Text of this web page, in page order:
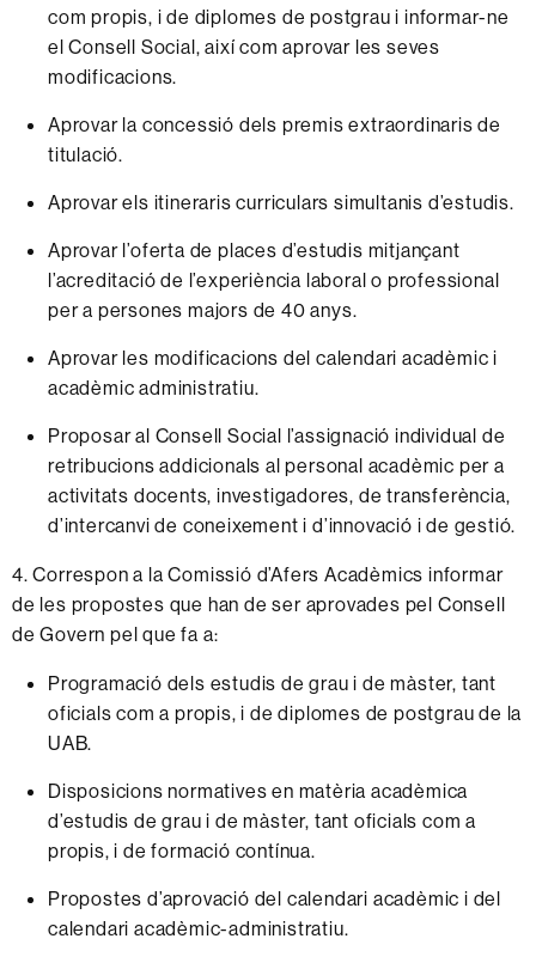
com propis, i de diplomes de postgrau i informar-ne
el Consell Social, així com aprovar les seves
modificacions.
Aprovar la concessió dels premis extraordinaris de
titulació.
Aprovar els itineraris curriculars simultanis d’estudis.
Aprovar l’oferta de places d’estudis mitjançant
l’acreditació de l’experiència laboral o professional
per a persones majors de 40 anys.
Aprovar les modificacions del calendari acadèmic i
acadèmic administratiu.
Proposar al Consell Social l’assignació individual de
retribucions addicionals al personal acadèmic per a
activitats docents, investigadores, de transferència,
d’intercanvi de coneixement i d’innovació i de gestió.
4. Correspon a la Comissió d’Afers Acadèmics informar
de les propostes que han de ser aprovades pel Consell
de Govern pel que fa a:
Programació dels estudis de grau i de màster, tant
oficials com a propis, i de diplomes de postgrau de la
UAB.
Disposicions normatives en matèria acadèmica
d’estudis de grau i de màster, tant oficials com a
propis, i de formació contínua.
Propostes d’aprovació del calendari acadèmic i del
calendari acadèmic-administratiu.